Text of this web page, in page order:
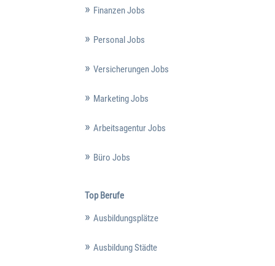
Finanzen Jobs
Personal Jobs
Versicherungen Jobs
Marketing Jobs
Arbeitsagentur Jobs
Büro Jobs
Top Berufe
Ausbildungsplätze
Ausbildung Städte